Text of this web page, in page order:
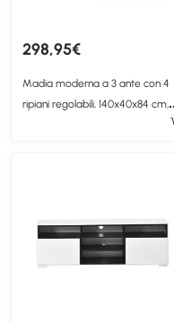
298,95€
Madia moderna a 3 ante con 4
ripiani regolabili, 140x40x84 cm,